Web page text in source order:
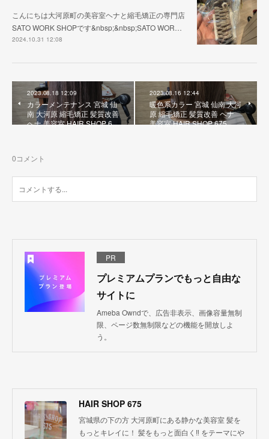
こんにちは大河原町の美容室ヘナと縮毛矯正の専門店
SATO WORK SHOPです&nbsp;&nbsp;SATO WOR…
2024.10.31 12:08
2023.08.18 12:09
カラーメンテナンス 宮城 仙
南 大河原 縮毛矯正 髪質改善
ヘナ 美容室 HAIR SHOP 6…
2023.08.16 12:44
暖色系カラー 宮城 仙南 大河
原 縮毛矯正 髪質改善 ヘナ
美容室 HAIR SHOP 675
0コメント
PR
プレミアムプランでもっと自由な
サイトに
Ameba Owndで、広告非表示、画像容量無制
限、ページ数無制限などの機能を開放しよ
う。
HAIR SHOP 675
宮城県の下の方 大河原町にある静かな美容室 髪を
もっとキレイに！ 髪をもっと面白く‼︎ をテーマにや